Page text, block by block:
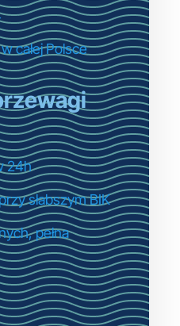
całej Polsce
24h
słabszym BIK
pełna